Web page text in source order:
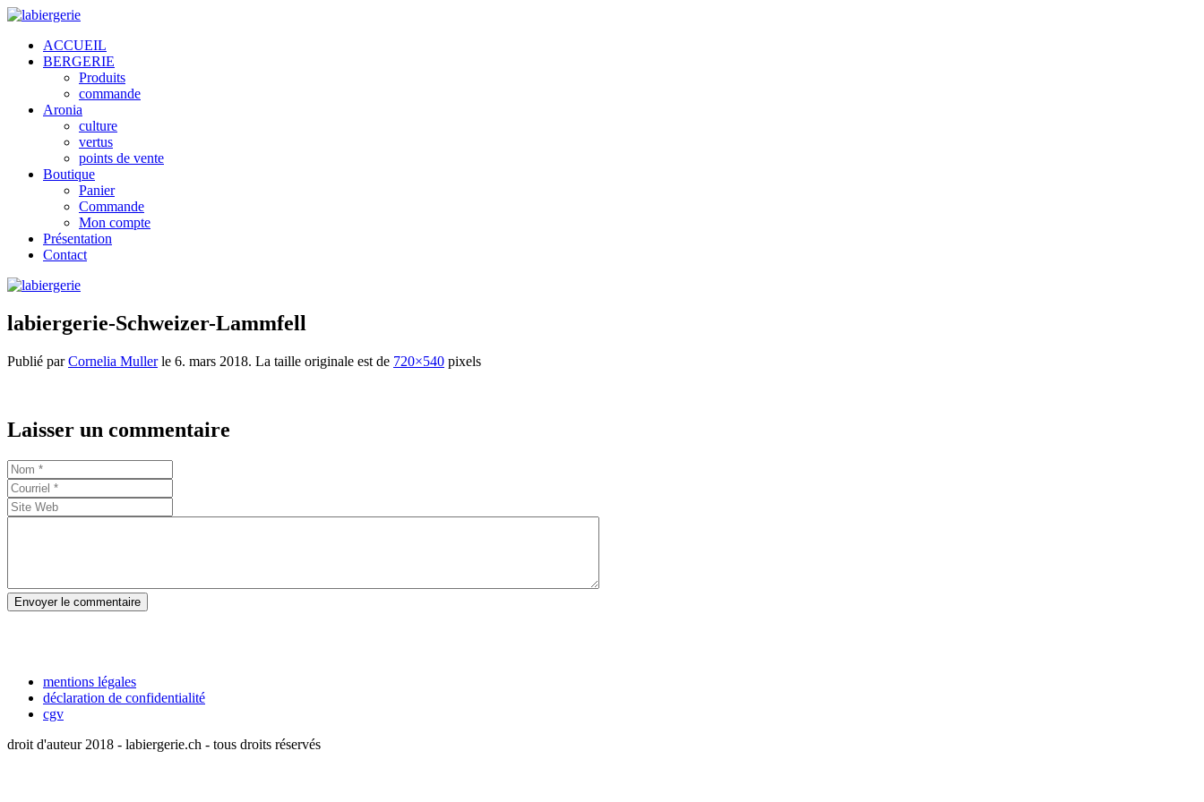
ACCUEIL
BERGERIE
Produits
commande
Aronia
culture
vertus
points de vente
Boutique
Panier
Commande
Mon compte
Présentation
Contact
labiergerie-Schweizer-Lammfell
Publié parCornelia Mullerle 6. mars 2018. La taille originale est de 720×540 pixels
Laisser un commentaire
Envoyer le commentaire
mentions légales
déclaration de confidentialité
cgv
droit d'auteur 2018 - labiergerie.ch - tous droits réservés